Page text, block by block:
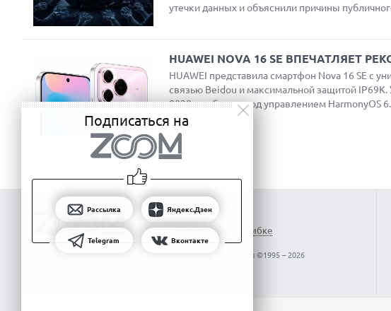
утечки данных и объяснили причины
HUAWEI NOVA 16 SE ВПЕЧАТЛЯЕТ
HUAWEI представила смартфон Nova 16 SE с
связью Beidou и максимальной защитой
8020 и работает под управлением HarmonyOS
Сообщить об ошибке
Все права защищены ©1995 – 2026
Подписаться на
Рассылка Яндекс.Дзен
Telegram Вконтакте